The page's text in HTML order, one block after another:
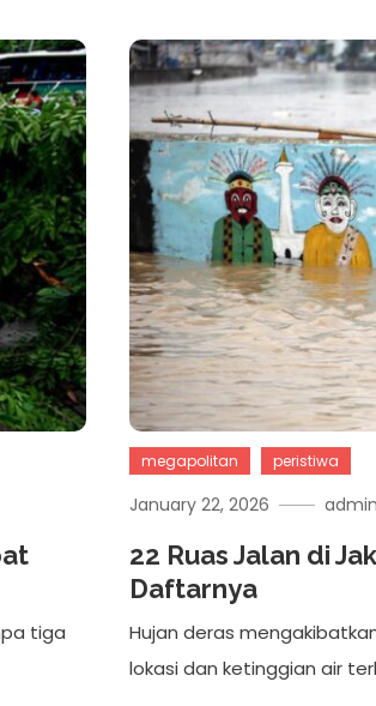
tiga
megapolitan peristiwa
January 22, 2026
22 Ruas Jalan di
Daftarnya
Hujan deras
lokasi dan ketinggian air